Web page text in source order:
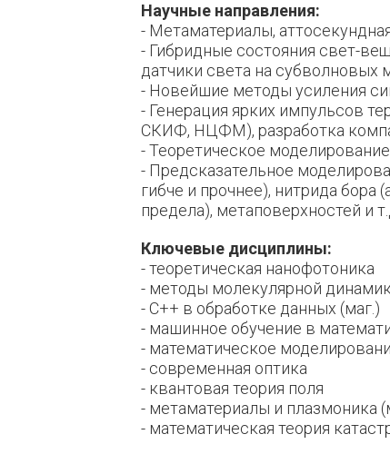
Научные направления:
- Метаматериалы,
- Гибридные состояния свет-
датчики света на
- Новейшие методы усиления
- Генерация ярких импульсов
СКИФ, НЦФМ), разработка
- Теоретическое
- Предсказательное
гибче и прочнее), нитрида
предела), метаповерхностей и
Ключевые дисциплины:
- теоретическая нанофотоника
- методы молекулярной
- С++ в обработке данных (маг.)
- машинное обучение в
- математическое
- современная оптика
- квантовая теория поля
- метаматериалы и плазмоника
- математическая теория